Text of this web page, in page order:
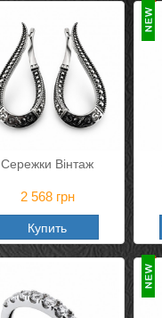
Сережки Вінтаж
2 568грн
Купить